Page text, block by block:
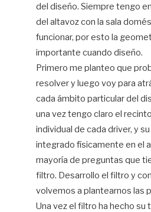
del diseño. Siempre tengo
del altavoz con la sala
funcionar, por esto la
importante cuando diseño.
Primero me planteo que
resolver y luego voy para
cada ámbito particular del
una vez tengo claro el
individual de cada driver, y
integrado físicamente en el
mayoría de preguntas que
filtro. Desarrollo el filtro y
volvemos a plantearnos las
Una vez el filtro ha hecho su